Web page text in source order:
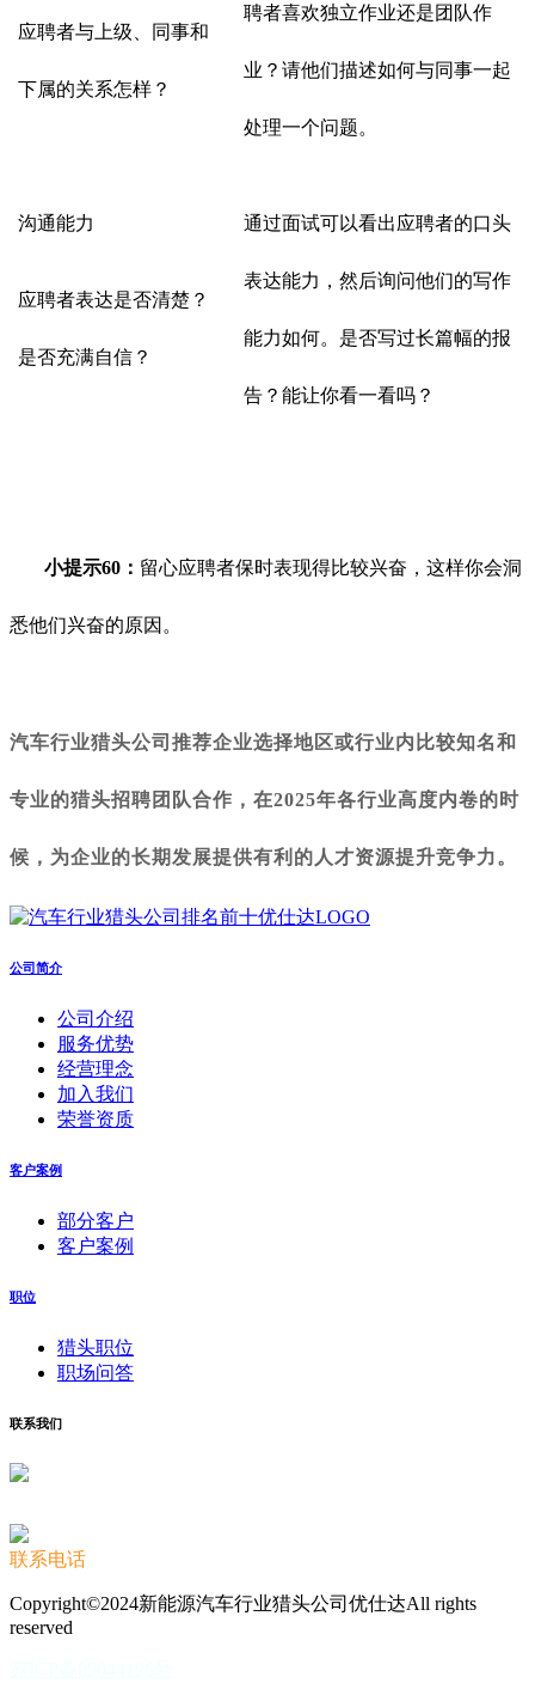
应聘者与上级、同事和
下属的关系怎样？
聘者喜欢独立作业还是团队作
业？请他们描述如何与同事一起
处理一个问题。
沟通能力
应聘者表达是否清楚？
是否充满自信？
通过面试可以看出应聘者的口头
表达能力，然后询问他们的写作
能力如何。是否写过长篇幅的报
告？能让你看一看吗？
小提示60： 留心应聘者保时表现得比较兴奋，这样你会洞
悉他们兴奋的原因。
汽车行业猎头公司推荐企业选择地区或行业内比较知名和
专业的猎头招聘团队合作，在2025年各行业高度内卷的时
候，为企业的长期发展提供有利的人才资源提升竞争力。
公司简介
公司介绍
服务优势
经营理念
加入我们
荣誉资质
客户案例
部分客户
客户案例
职位
猎头职位
职场问答
联系我们
联系电话
Copyright©2024新能源汽车行业猎头公司优仕达All rights
reserved